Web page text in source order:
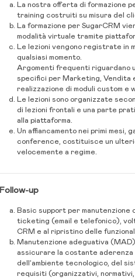
La nostra offerta di formazione
training costruiti su misura del
La formazione per SugarCRM
modalità virtuale tramite
Le lezioni vengono registrate in
qualsiasi momento.
Argomenti frequenti riguardano
specifici per Marketing, Vendita
realizzazione di moduli custom e
Le lezioni sono organizzate
di lezioni frontali e una parte
alla piattaforma.
Un affiancamento nei primi
conference, costituisce un
velocemente a regime.
Follow-up
Basic support per
ticketing (email e telefonico),
CRM e al ripristino delle
Manutenzione adeguativa
assicurare la costante aderenza
dell’ambiente tecnologico, del
requisiti (organizzativi, normativi,